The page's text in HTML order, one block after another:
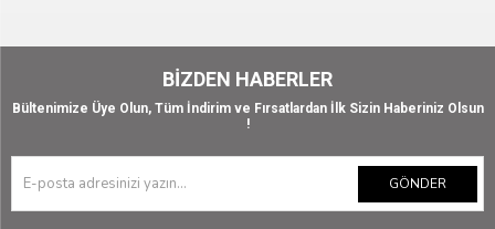
BIZDEN HABERLER
Bültenimize Üye Olun, Tüm İndirim ve Fırsatlardan İlk Sizin Haberiniz Olsun
!
GÖNDER